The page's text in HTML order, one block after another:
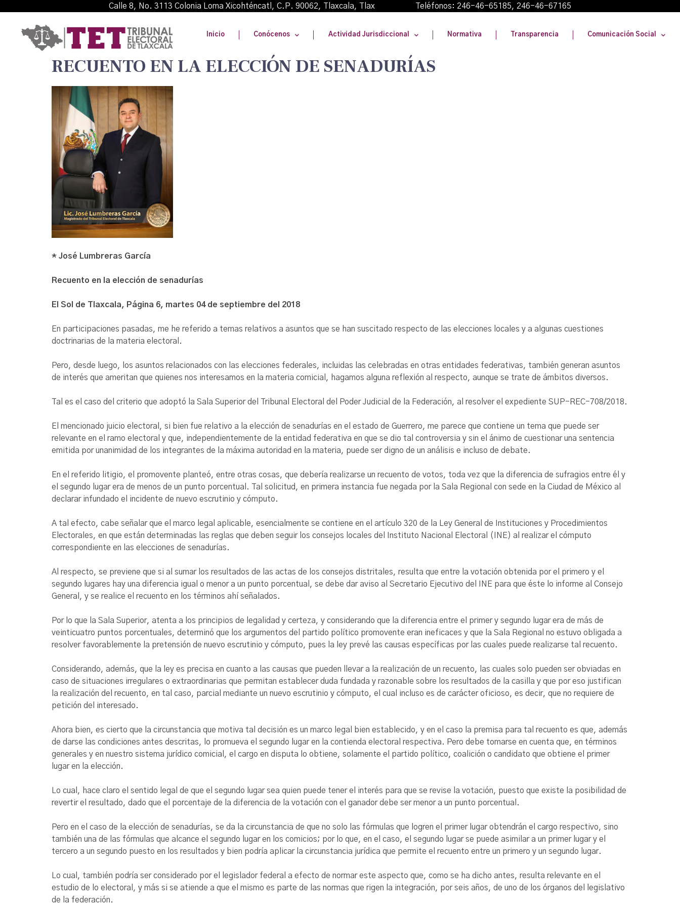
Calle 8, No. 3113 Colonia Loma Xicohténcatl, C.P. 90062, Tlaxcala, Tlax Teléfonos: 246-46-65185, 246-46-67165
Inicio Conócenos Actividad Jurisdiccional Normativa Transparencia Comunicación Social
RECUENTO EN LA ELECCIÓN DE SENADURÍAS
* José Lumbreras García
Recuento en la elección de senadurías
El Sol de Tlaxcala, Página 6, martes 04 de septiembre del 2018
En participaciones pasadas, me he referido a temas relativos a asuntos que se han suscitado respecto de las elecciones locales y a algunas cuestiones
doctrinarias de la materia electoral.
Pero, desde luego, los asuntos relacionados con las elecciones federales, incluidas las celebradas en otras entidades federativas, también generan asuntos
de interés que ameritan que quienes nos interesamos en la materia comicial, hagamos alguna reflexión al respecto, aunque se trate de ámbitos diversos.
Tal es el caso del criterio que adoptó la Sala Superior del Tribunal Electoral del Poder Judicial de la Federación, al resolver el expediente SUP-REC-708/2018.
El mencionado juicio electoral, si bien fue relativo a la elección de senadurías en el estado de Guerrero, me parece que contiene un tema que puede ser
relevante en el ramo electoral y que, independientemente de la entidad federativa en que se dio tal controversia y sin el ánimo de cuestionar una sentencia
emitida por unanimidad de los integrantes de la máxima autoridad en la materia, puede ser digno de un análisis e incluso de debate.
En el referido litigio, el promovente planteó, entre otras cosas, que debería realizarse un recuento de votos, toda vez que la diferencia de sufragios entre él y
el segundo lugar era de menos de un punto porcentual. Tal solicitud, en primera instancia fue negada por la Sala Regional con sede en la Ciudad de México al
declarar infundado el incidente de nuevo escrutinio y cómputo.
A tal efecto, cabe señalar que el marco legal aplicable, esencialmente se contiene en el artículo 320 de la Ley General de Instituciones y Procedimientos
Electorales, en que están determinadas las reglas que deben seguir los consejos locales del Instituto Nacional Electoral (INE) al realizar el cómputo
correspondiente en las elecciones de senadurías.
Al respecto, se previene que si al sumar los resultados de las actas de los consejos distritales, resulta que entre la votación obtenida por el primero y el
segundo lugares hay una diferencia igual o menor a un punto porcentual, se debe dar aviso al Secretario Ejecutivo del INE para que éste lo informe al Consejo
General, y se realice el recuento en los términos ahí señalados.
Por lo que la Sala Superior, atenta a los principios de legalidad y certeza, y considerando que la diferencia entre el primer y segundo lugar era de más de
veinticuatro puntos porcentuales, determinó que los argumentos del partido político promovente eran ineficaces y que la Sala Regional no estuvo obligada a
resolver favorablemente la pretensión de nuevo escrutinio y cómputo, pues la ley prevé las causas específicas por las cuales puede realizarse tal recuento.
Considerando, además, que la ley es precisa en cuanto a las causas que pueden llevar a la realización de un recuento, las cuales solo pueden ser obviadas en
caso de situaciones irregulares o extraordinarias que permitan establecer duda fundada y razonable sobre los resultados de la casilla y que por eso justifican
la realización del recuento, en tal caso, parcial mediante un nuevo escrutinio y cómputo, el cual incluso es de carácter oficioso, es decir, que no requiere de
petición del interesado.
Ahora bien, es cierto que la circunstancia que motiva tal decisión es un marco legal bien establecido, y en el caso la premisa para tal recuento es que, además
de darse las condiciones antes descritas, lo promueva el segundo lugar en la contienda electoral respectiva. Pero debe tomarse en cuenta que, en términos
generales y en nuestro sistema jurídico comicial, el cargo en disputa lo obtiene, solamente el partido político, coalición o candidato que obtiene el primer
lugar en la elección.
Lo cual, hace claro el sentido legal de que el segundo lugar sea quien puede tener el interés para que se revise la votación, puesto que existe la posibilidad de
revertir el resultado, dado que el porcentaje de la diferencia de la votación con el ganador debe ser menor a un punto porcentual.
Pero en el caso de la elección de senadurías, se da la circunstancia de que no solo las fórmulas que logren el primer lugar obtendrán el cargo respectivo, sino
también una de las fórmulas que alcance el segundo lugar en los comicios; por lo que, en el caso, el segundo lugar se puede asimilar a un primer lugar y el
tercero a un segundo puesto en los resultados y bien podría aplicar la circunstancia jurídica que permite el recuento entre un primero y un segundo lugar.
Lo cual, también podría ser considerado por el legislador federal a efecto de normar este aspecto que, como se ha dicho antes, resulta relevante en el
estudio de lo electoral, y más si se atiende a que el mismo es parte de las normas que rigen la integración, por seis años, de uno de los órganos del legislativo
de la federación.